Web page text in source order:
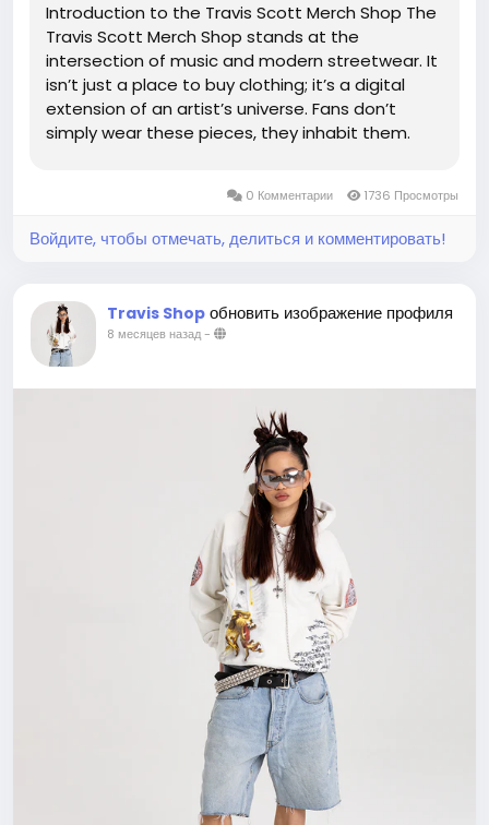
Introduction to the Travis Scott Merch Shop The
Travis Scott Merch Shop stands at the
intersection of music and modern streetwear. It
isn’t just a place to buy clothing; it’s a digital
extension of an artist’s universe. Fans don’t
simply wear these pieces, they inhabit them.
0 Комментарии 1736 Просмотры
Войдите, чтобы отмечать, делиться и комментировать!
Travis Shop обновить изображение профиля
8 месяцев назад-